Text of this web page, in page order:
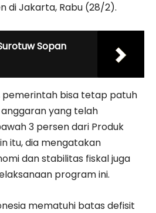
di Jakarta, Rabu (28/2).
Sopan
pemerintah bisa tetap patuh
yang telah
3 persen dari Produk
itu, dia mengatakan
dan stabilitas fiskal juga
program ini.
mematuhi batas defisit